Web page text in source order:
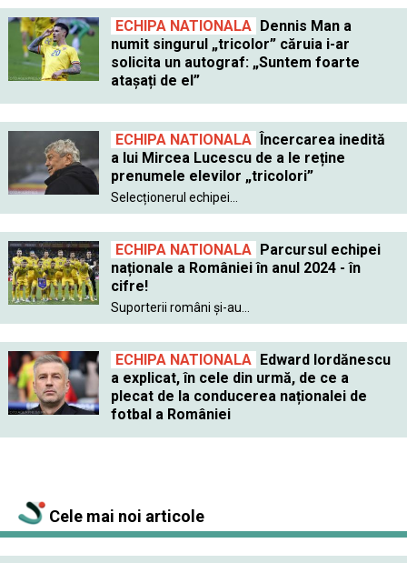
ECHIPA NATIONALA Dennis Man a
numit singurul „tricolor” căruia i-ar
solicita un autograf: „Suntem foarte
atașați de el”
ECHIPA NATIONALA Încercarea inedită
a lui Mircea Lucescu de a le reține
prenumele elevilor „tricolori”
Selecționerul echipei...
ECHIPA NATIONALA Parcursul echipei
naționale a României în anul 2024 - în
cifre!
Suporterii români și-au...
ECHIPA NATIONALA Edward Iordănescu
a explicat, în cele din urmă, de ce a
plecat de la conducerea naționalei de
fotbal a României
Cele mai noi articole